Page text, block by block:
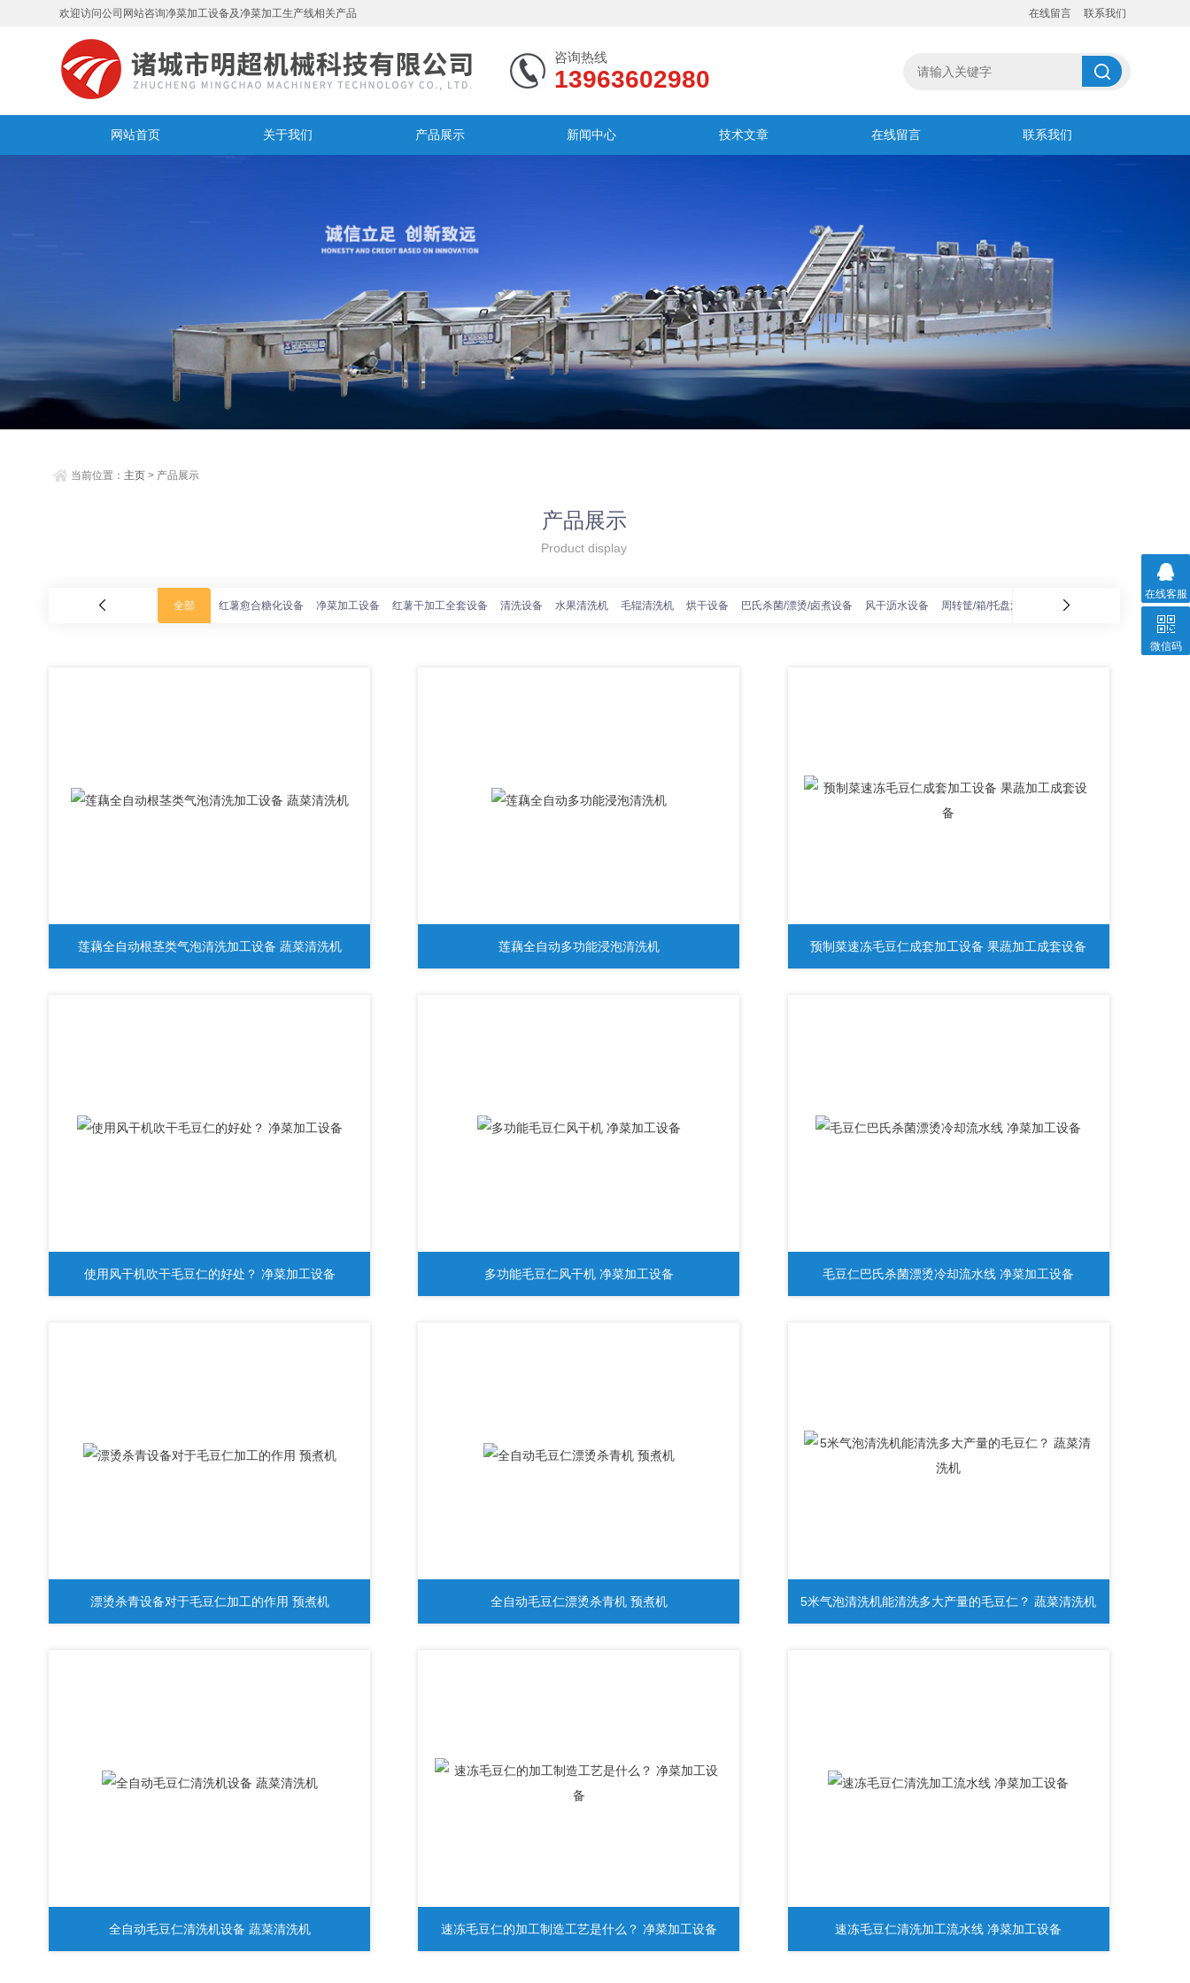
欢迎访问公司网站咨询净菜加工设备及净菜加工生产线相关产品 在线留言 联系我们
咨询热线
13963602980
网站首页 关于我们 产品展示 新闻中心 技术文章 在线留言 联系我们
当前位置： 主页 > 产品展示
产品展示
Product display
全部 红薯愈合糖化设备 净菜加工设备 红薯干加工全套设备 清洗设备 水果清洗机 毛辊清洗机 烘干设备 巴氏杀菌/漂烫/卤煮设备 风干沥水设备 周转筐/箱/托盘清洗机 冰红薯烘烤线 红薯清洗加
莲藕全自动根茎类气泡清洗加工设备 蔬菜清洗机 莲藕全自动多功能浸泡清洗机 预制菜速冻毛豆仁成套加工设备 果蔬加工成套设备
使用风干机吹干毛豆仁的好处？ 净菜加工设备 多功能毛豆仁风干机 净菜加工设备 毛豆仁巴氏杀菌漂烫冷却流水线 净菜加工设备
漂烫杀青设备对于毛豆仁加工的作用 预煮机 全自动毛豆仁漂烫杀青机 预煮机 5米气泡清洗机能清洗多大产量的毛豆仁？ 蔬菜清洗机
全自动毛豆仁清洗机设备 蔬菜清洗机 速冻毛豆仁的加工制造工艺是什么？ 净菜加工设备 速冻毛豆仁清洗加工流水线 净菜加工设备
在线客服
微信码